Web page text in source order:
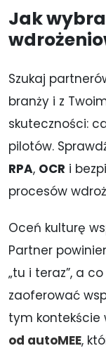
Jak
Szukaj
branży i z
skuteczności:
pilotów.
RPA, OCR i
procesów
Oceń kulturę
Partner
„tu i teraz”, a
zaoferować
tym kontekście
od autoMEE,